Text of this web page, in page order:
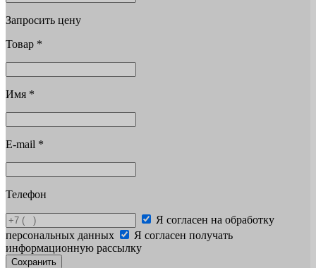
Запросить цену
Товар *
Имя *
E-mail *
Телефон
Я согласен на обработку
персональных данных
Я согласен получать
информационную рассылку
Сохранить